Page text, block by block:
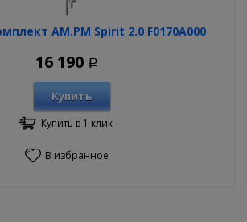
AM.PM Spirit 2.0 F0170A000
16 190 Р
Купить
Купить в 1 клик
В избранное